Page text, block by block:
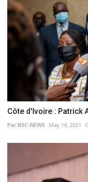
Côte d'Ivoire : Patrick
Par BSC-NEWS May 14, 2021